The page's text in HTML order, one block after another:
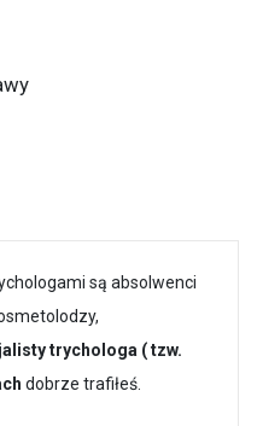
są absolwenci
trychologa ( tzw.
dobrze trafiłeś.